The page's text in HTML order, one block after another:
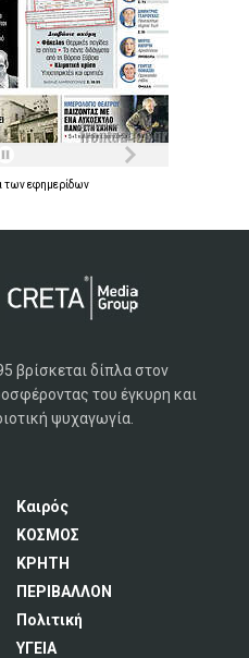
τωνεφημερίδων
βρίσκεται δίπλα στον
του έγκυρη και
ψυχαγωγία.
Καιρός
ΚΟΣΜΟΣ
ΚΡΗΤΗ
ΠΕΡΙΒΑΛΛΟΝ
Πολιτική
ΥΓΕΙΑ